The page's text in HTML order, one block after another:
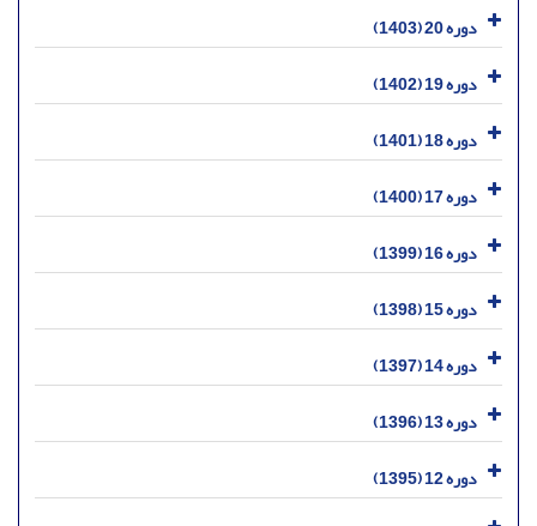
دوره 20 (1403)
دوره 19 (1402)
دوره 18 (1401)
دوره 17 (1400)
دوره 16 (1399)
دوره 15 (1398)
دوره 14 (1397)
دوره 13 (1396)
دوره 12 (1395)